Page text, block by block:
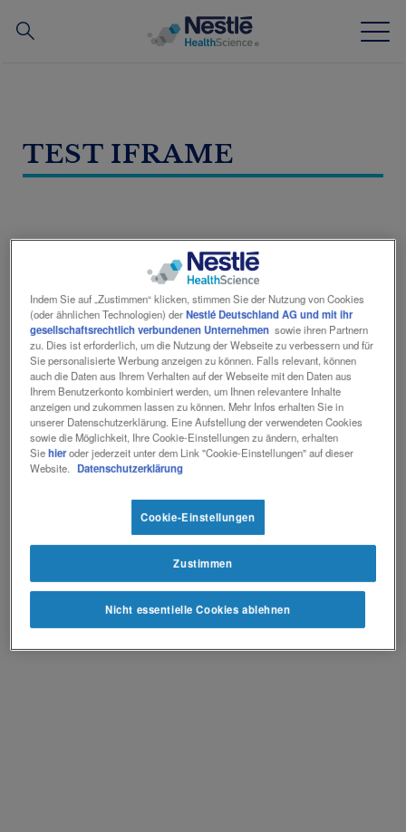
nach
Unsere Expertise
Partnerschaften und Investitionen
Für Fachkreise
Kontakt
Kontakt
Social
revamp
TEST IFRAME
Indem Sie auf „Zustimmen“ klicken, stimmen Sie der Nutzung von Cookies
(oder ähnlichen Technologien) derNestlé Deutschland AG und mit ihr
gesellschaftsrechtlich verbundenen Unternehmen sowie ihren Partnern
zu. Dies ist erforderlich, um die Nutzung der Webseite zu verbessern und für
Sie personalisierte Werbung anzeigen zu können. Falls relevant, können
auch die Daten aus Ihrem Verhalten auf der Webseite mit den Daten aus
Ihrem Benutzerkonto kombiniert werden, um Ihnen relevantere Inhalte
anzeigen und zukommen lassen zu können. Mehr Infos erhalten Sie in
unserer Datenschutzerklärung. Eine Aufstellung der verwendeten Cookies
sowie die Möglichkeit, Ihre Cookie-Einstellungen zu ändern, erhalten
Siehieroder jederzeit unter dem Link "Cookie-Einstellungen" auf dieser
Website. Datenschutzerklärung
Cookie-Einstellungen
Nicht essentielle Cookies ablehnen
Zustimmen